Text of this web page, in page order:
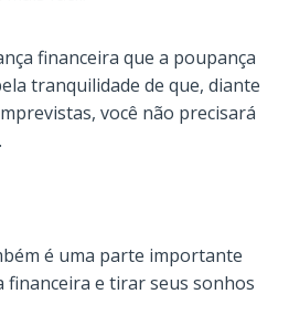
financeira que a poupança
tranquilidade de que, diante
você não precisará
é uma parte importante
financeira e tirar seus sonhos